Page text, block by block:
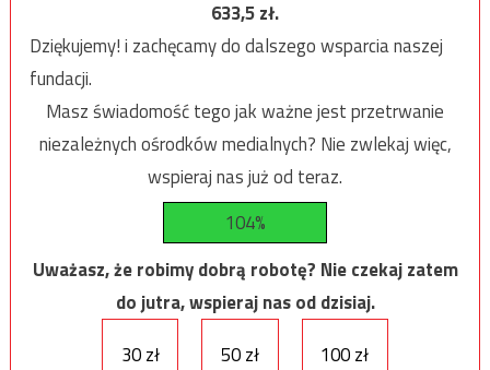
633,5zł.
Dziękujemy! i zachęcamy do dalszego wsparcia naszej
fundacji.
Masz świadomość tego jak ważne jest przetrwanie
niezależnych ośrodków medialnych? Nie zwlekaj więc,
wspieraj nas już od teraz.
104%
Uważasz, że robimy dobrą robotę? Nie czekaj zatem
do jutra, wspieraj nas od dzisiaj.
30 zł
50 zł 100 zł